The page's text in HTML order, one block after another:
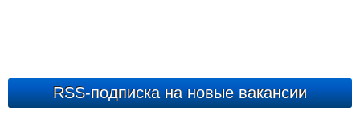
RSS-подписка на новые вакансии